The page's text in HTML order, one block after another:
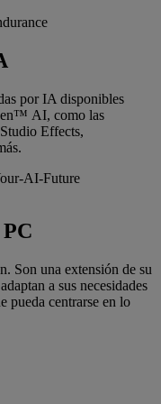
por IA disponibles
AI, como las
Effects,
Son una extensión de su
a sus necesidades
pueda centrarse en lo